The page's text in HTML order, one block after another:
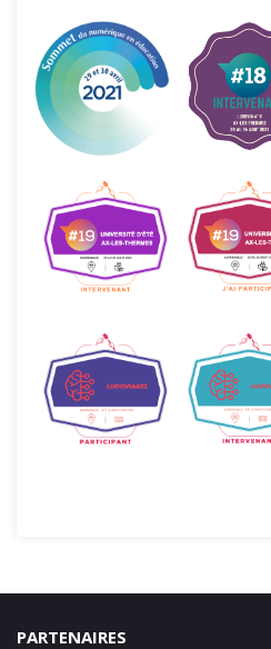
PARTENAIRES